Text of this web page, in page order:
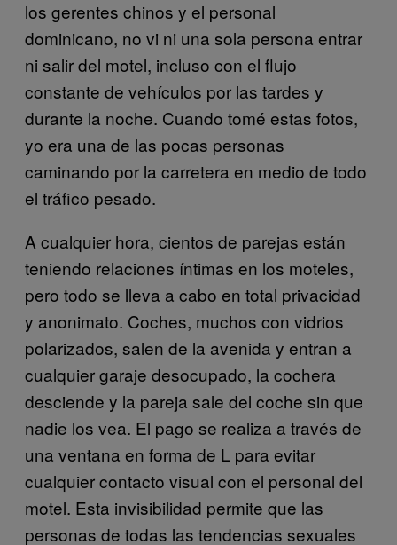
los gerentes chinos y el personal
dominicano, no vi ni una sola persona entrar
ni salir del motel, incluso con el flujo
constante de vehículos por las tardes y
durante la noche. Cuando tomé estas fotos,
yo era una de las pocas personas
caminando por la carretera en medio de todo
el tráfico pesado.
A cualquier hora, cientos de parejas están
teniendo relaciones íntimas en los moteles,
pero todo se lleva a cabo en total privacidad
y anonimato. Coches, muchos con vidrios
polarizados, salen de la avenida y entran a
cualquier garaje desocupado, la cochera
desciende y la pareja sale del coche sin que
nadie los vea. El pago se realiza a través de
una ventana en forma de L para evitar
cualquier contacto visual con el personal del
motel. Esta invisibilidad permite que las
personas de todas las tendencias sexuales